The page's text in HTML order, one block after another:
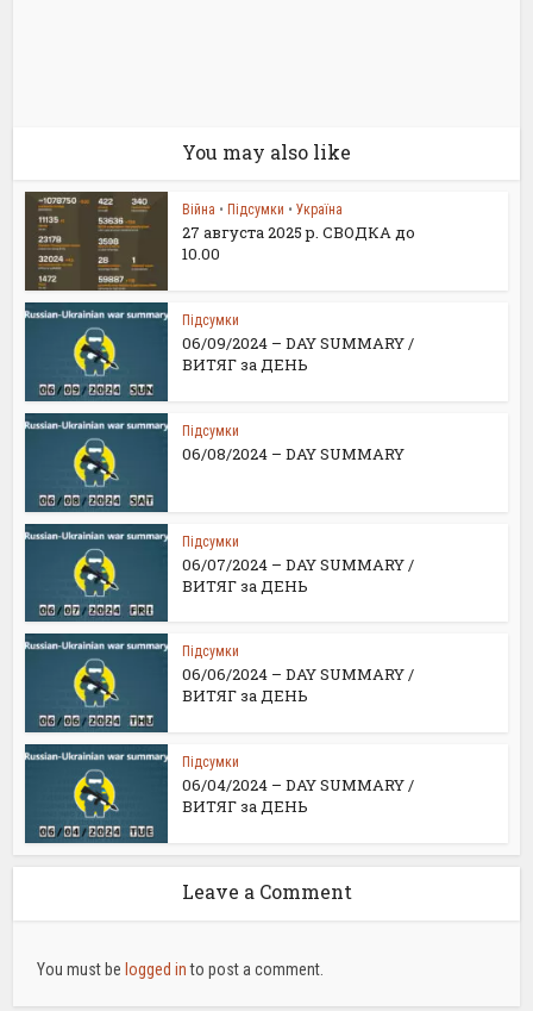
You may also like
Війна • Підсумки • Україна
27 августа 2025 р. СВОДКА до
10.00
Підсумки
06/09/2024 – DAY SUMMARY /
ВИТЯГ за ДЕНЬ
Підсумки
06/08/2024 – DAY SUMMARY
Підсумки
06/07/2024 – DAY SUMMARY /
ВИТЯГ за ДЕНЬ
Підсумки
06/06/2024 – DAY SUMMARY /
ВИТЯГ за ДЕНЬ
Підсумки
06/04/2024 – DAY SUMMARY /
ВИТЯГ за ДЕНЬ
Leave a Comment
You must be logged into post a comment.